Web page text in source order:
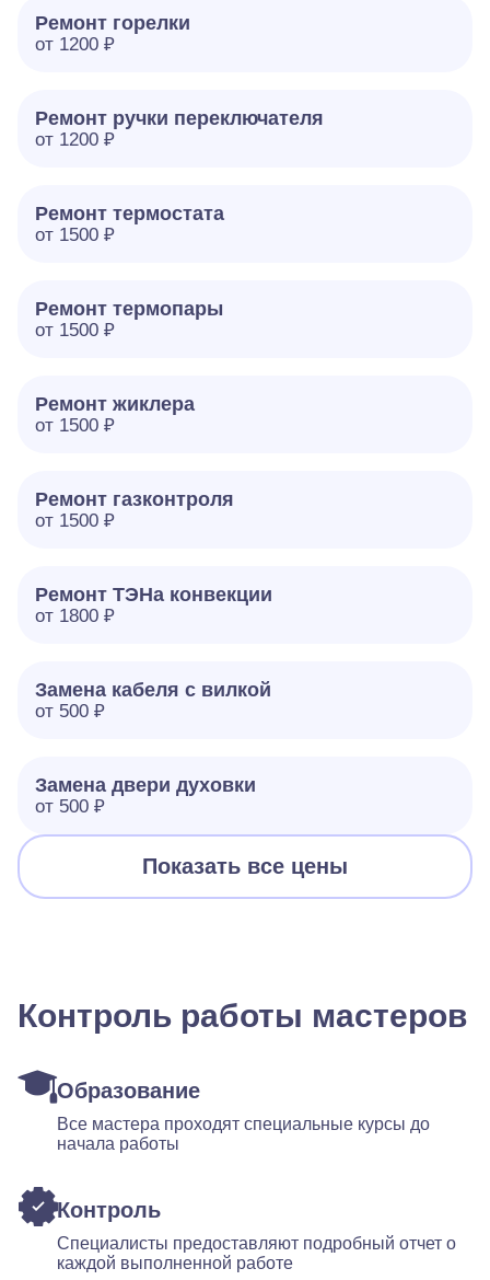
Ремонт горелки
от 1200 ₽
Ремонт ручки переключателя
от 1200 ₽
Ремонт термостата
от 1500 ₽
Ремонт термопары
от 1500 ₽
Ремонт жиклера
от 1500 ₽
Ремонт газконтроля
от 1500 ₽
Ремонт ТЭНа конвекции
от 1800 ₽
Замена кабеля с вилкой
от 500 ₽
Замена двери духовки
от 500 ₽
Показать все цены
Контроль работы мастеров
Образование
Все мастера проходят специальные курсы до
начала работы
Контроль
Специалисты предоставляют подробный отчет о
каждой выполненной работе